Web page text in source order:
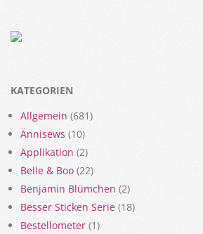
KATEGORIEN
Allgemein (681)
Ännisews (10)
Applikation (2)
Belle & Boo (22)
Benjamin Blümchen (2)
Besser Sticken Serie (18)
Bestellometer (1)